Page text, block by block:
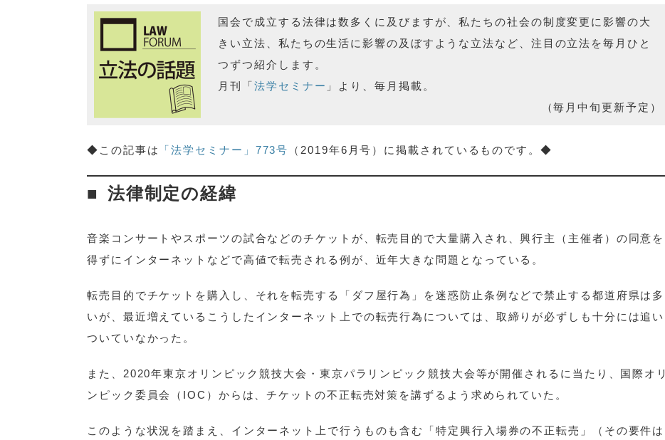
国会で成立する法律は数多くに及びますが、私たちの社会の制度変更に影響の大
きい立法、私たちの生活に影響の及ぼすような立法など、注目の立法を毎月ひと
つずつ紹介します。
月刊「法学セミナー 」より、毎月掲載。
（毎月中旬更新予定）
◆この記事は 「法学セミナー」773号 （2019年6月号）に掲載されているものです。◆
法律制定の経緯
音楽コンサートやスポーツの試合などのチケットが、転売目的で大量購入され、興行主（主催者）の同意を
得ずにインターネットなどで高値で転売される例が、近年大きな問題となっている。
転売目的でチケットを購入し、それを転売する「ダフ屋行為」を迷惑防止条例などで禁止する都道府県は多
いが、最近増えているこうしたインターネット上での転売行為については、取締りが必ずしも十分には追い
ついていなかった。
また、2020年東京オリンピック競技大会・東京パラリンピック競技大会等が開催されるに当たり、国際オリ
ンピック委員会（IOC）からは、チケットの不正転売対策を講ずるよう求められていた。
このような状況を踏まえ、インターネット上で行うものも含む「特定興行入場券の不正転売」（その要件は